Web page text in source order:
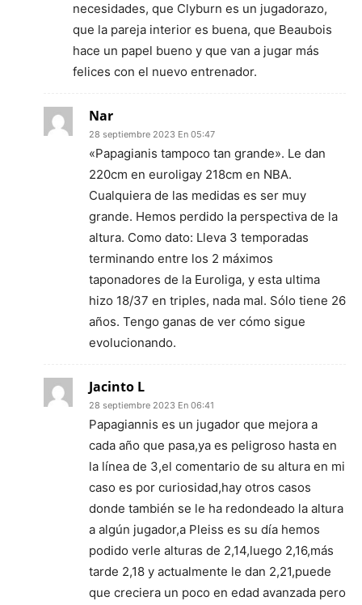
necesidades, que Clyburn es un jugadorazo,
que la pareja interior es buena, que Beaubois
hace un papel bueno y que van a jugar más
felices con el nuevo entrenador.
Nar
28 septiembre 2023 En 05:47
«Papagianis tampoco tan grande». Le dan
220cm en euroligay 218cm en NBA.
Cualquiera de las medidas es ser muy
grande. Hemos perdido la perspectiva de la
altura. Como dato: Lleva 3 temporadas
terminando entre los 2 máximos
taponadores de la Euroliga, y esta ultima
hizo 18/37 en triples, nada mal. Sólo tiene 26
años. Tengo ganas de ver cómo sigue
evolucionando.
Jacinto L
28 septiembre 2023 En 06:41
Papagiannis es un jugador que mejora a
cada año que pasa,ya es peligroso hasta en
la línea de 3,el comentario de su altura en mi
caso es por curiosidad,hay otros casos
donde también se le ha redondeado la altura
a algún jugador,a Pleiss es su día hemos
podido verle alturas de 2,14,luego 2,16,más
tarde 2,18 y actualmente le dan 2,21,puede
que creciera un poco en edad avanzada pero